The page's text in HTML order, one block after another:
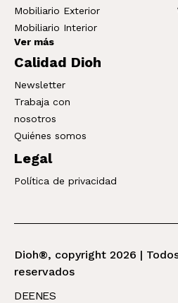
Mobiliario Exterior
Mobiliario Interior
Ver más
Calidad Dioh
Newsletter
Trabaja con
nosotros
Quiénes somos
Legal
Política de privacidad
Dioh®, copyright 2026 |
reservados
DEENES